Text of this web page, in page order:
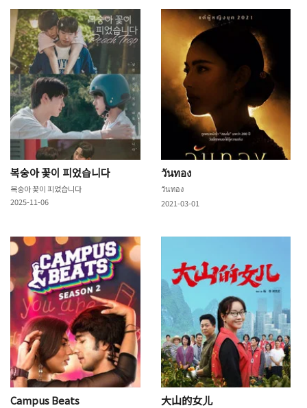
복숭아 꽃이 피었습니다
복숭아 꽃이 피었습니다
2025-11-06
วันทอง
วันทอง
2021-03-01
Campus Beats 大山的女儿